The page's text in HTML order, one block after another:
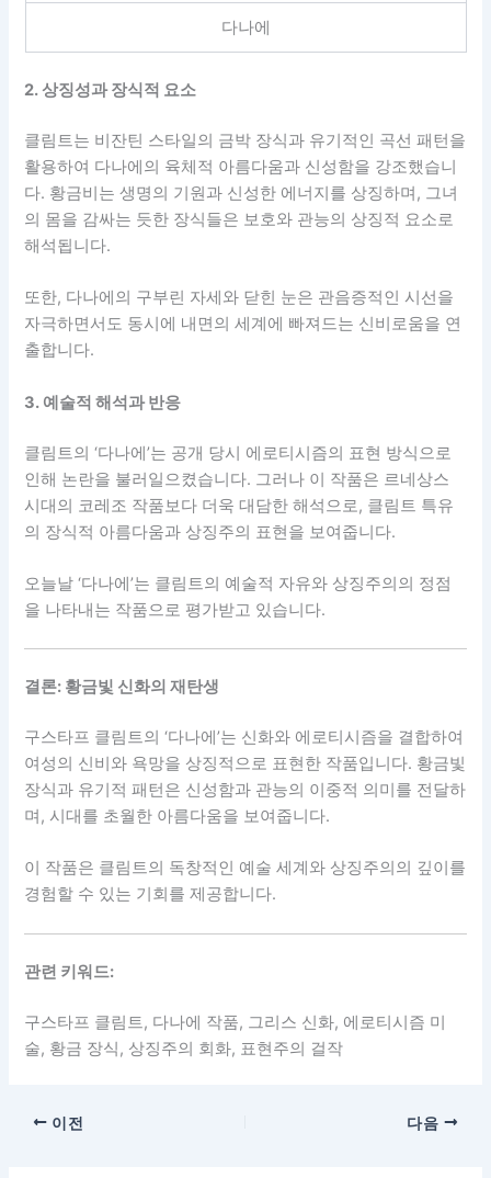
다나에
2. 상징성과 장식적 요소
클림트는 비잔틴 스타일의 금박 장식과 유기적인 곡선 패턴을
활용하여 다나에의 육체적 아름다움과 신성함을 강조했습니
다. 황금비는 생명의 기원과 신성한 에너지를 상징하며, 그녀
의 몸을 감싸는 듯한 장식들은 보호와 관능의 상징적 요소로
해석됩니다.
또한, 다나에의 구부린 자세와 닫힌 눈은 관음증적인 시선을
자극하면서도 동시에 내면의 세계에 빠져드는 신비로움을 연
출합니다.
3. 예술적 해석과 반응
클림트의 ‘다나에’는 공개 당시 에로티시즘의 표현 방식으로
인해 논란을 불러일으켰습니다. 그러나 이 작품은 르네상스
시대의 코레조 작품보다 더욱 대담한 해석으로, 클림트 특유
의 장식적 아름다움과 상징주의 표현을 보여줍니다.
오늘날 ‘다나에’는 클림트의 예술적 자유와 상징주의의 정점
을 나타내는 작품으로 평가받고 있습니다.
결론: 황금빛 신화의 재탄생
구스타프 클림트의 ‘다나에’는 신화와 에로티시즘을 결합하여
여성의 신비와 욕망을 상징적으로 표현한 작품입니다. 황금빛
장식과 유기적 패턴은 신성함과 관능의 이중적 의미를 전달하
며, 시대를 초월한 아름다움을 보여줍니다.
이 작품은 클림트의 독창적인 예술 세계와 상징주의의 깊이를
경험할 수 있는 기회를 제공합니다.
관련 키워드:
구스타프 클림트, 다나에 작품, 그리스 신화, 에로티시즘 미
술, 황금 장식, 상징주의 회화, 표현주의 걸작
이전 다음